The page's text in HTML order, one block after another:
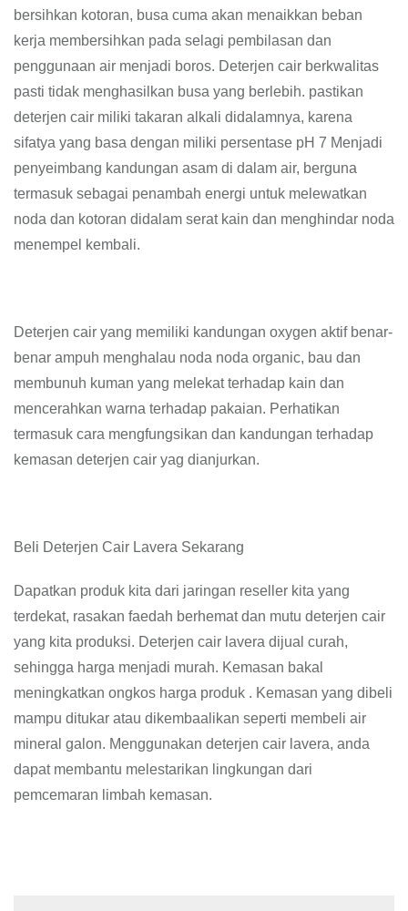
bersihkan kotoran, busa cuma akan menaikkan beban
kerja membersihkan pada selagi pembilasan dan
penggunaan air menjadi boros. Deterjen cair berkwalitas
pasti tidak menghasilkan busa yang berlebih. pastikan
deterjen cair miliki takaran alkali didalamnya, karena
sifatya yang basa dengan miliki persentase pH 7 Menjadi
penyeimbang kandungan asam di dalam air, berguna
termasuk sebagai penambah energi untuk melewatkan
noda dan kotoran didalam serat kain dan menghindar noda
menempel kembali.
Deterjen cair yang memiliki kandungan oxygen aktif benar-
benar ampuh menghalau noda noda organic, bau dan
membunuh kuman yang melekat terhadap kain dan
mencerahkan warna terhadap pakaian. Perhatikan
termasuk cara mengfungsikan dan kandungan terhadap
kemasan deterjen cair yag dianjurkan.
Beli Deterjen Cair Lavera Sekarang
Dapatkan produk kita dari jaringan reseller kita yang
terdekat, rasakan faedah berhemat dan mutu deterjen cair
yang kita produksi. Deterjen cair lavera dijual curah,
sehingga harga menjadi murah. Kemasan bakal
meningkatkan ongkos harga produk . Kemasan yang dibeli
mampu ditukar atau dikembaalikan seperti membeli air
mineral galon. Menggunakan deterjen cair lavera, anda
dapat membantu melestarikan lingkungan dari
pemcemaran limbah kemasan.